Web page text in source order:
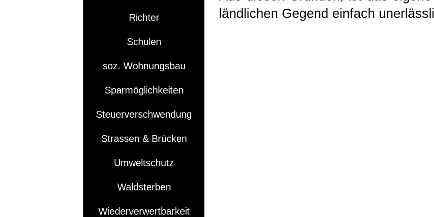
ländlichen Gegend einfach
Richter
Schulen
soz. Wohnungsbau
Sparmöglichkeiten
Steuerverschwendung
Strassen & Brücken
Umweltschutz
Waldsterben
Wiederverwertbarkeit